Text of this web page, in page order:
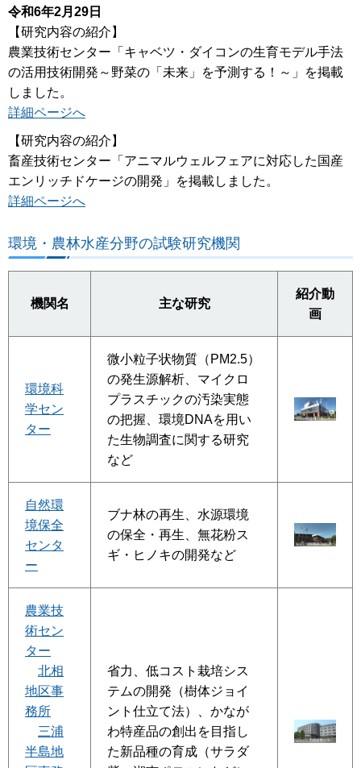
令和6年2月29日
【研究内容の紹介】
農業技術センター「キャベツ・ダイコンの生育モデル手法
の活用技術開発～野菜の「未来」を予測する！～」を掲載
しました。
詳細ページへ
【研究内容の紹介】
畜産技術センター「アニマルウェルフェアに対応した国産
エンリッチドケージの開発」を掲載しました。
詳細ページへ
環境・農林水産分野の試験研究機関
機関名 主な研究
紹介動
画
環境科
学セン
ター
微小粒子状物質（PM2.5）
の発生源解析、マイクロ
プラスチックの汚染実態
の把握、環境DNAを用い
た生物調査に関する研究
など
自然環
境保全
センタ
ー
ブナ林の再生、水源環境
の保全・再生、無花粉ス
ギ・ヒノキの開発など
農業技
術セン
ター
北相
地区事
務所
三浦
半島地
省力、低コスト栽培シス
テムの開発（樹体ジョイ
ント仕立て法）、かなが
わ特産品の創出を目指し
た新品種の育成（サラダ